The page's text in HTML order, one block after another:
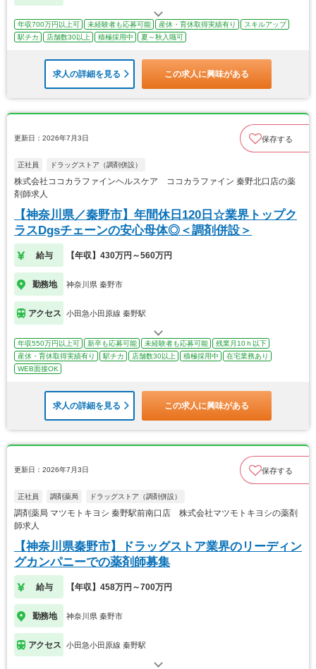
年収700万円以上可 未経験者も応募可能 産休・育休取得実績有り
スキルアップ
駅チカ
店舗数30以上 積極採用中 夏～秋入職可
求人の詳細を見る この求人に興味がある
更新日：2026年7月3日 保存する
正社員 ドラッグストア（調剤併設）
株式会社ココカラファインヘルスケア ココカラファイン 秦野北口店の薬
剤師求人
【神奈川県／秦野市】年間休日120日☆業界トップク
ラスDgsチェーンの安心母体◎＜調剤併設＞
給与 【年収】430万円～560万円
勤務地 神奈川県 秦野市
アクセス 小田急小田原線 秦野駅
年収550万円以上可 新卒も応募可能 未経験者も応募可能
残業月10ｈ以下
産休・育休取得実績有り
駅チカ 店舗数30以上 積極採用中
在宅業務あり
WEB面接OK
求人の詳細を見る この求人に興味がある
更新日：2026年7月3日 保存する
正社員 調剤薬局 ドラッグストア（調剤併設）
調剤薬局 マツモトキヨシ 秦野駅前南口店 株式会社マツモトキヨシの薬剤
師求人
【神奈川県秦野市】ドラッグストア業界のリーディン
グカンパニーでの薬剤師募集
給与 【年収】458万円～700万円
勤務地 神奈川県 秦野市
アクセス 小田急小田原線 秦野駅